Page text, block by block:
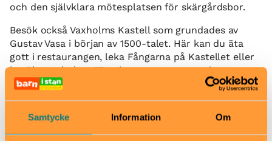
Samtycke Information Om
och den självklara mötesplatsen för skärgårdsbor.
Besök också Vaxholms Kastell som grundades av
Gustav Vasa i början av 1500-talet. Här kan du äta
gott i restaurangen, leka Fångarna på Kastellet eller
besöka Vaxholms Fästningsmuseum som visar
skärgårdsförsvarets historia och livet på kastellet
Övernattningsmöjlighet finns på Kastellets egna Bed
and Breakfast.